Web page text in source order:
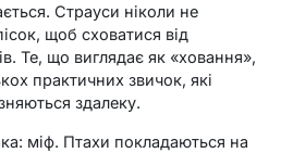
Страуси ніколи не
щоб сховатися від
Те, що виглядає як «ховання»,
практичних звичок, які
здалеку.
міф. Птахи покладаються на